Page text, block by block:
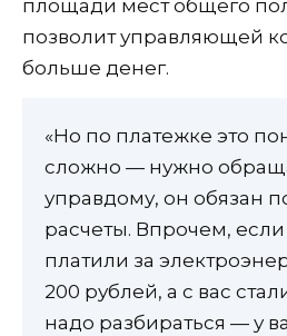
площади мест общего
позволит управляющей
больше денег.
«Но по платежке это
сложно — нужно
управдому, он обязан
расчеты. Впрочем, если
платили за
200 рублей, а с вас
надо разбираться — у